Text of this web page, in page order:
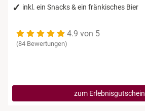
inkl. ein Snacks & ein fränkisches Bier
4.9 von 5
(84 Bewertungen)
zum Erlebnisgutschein